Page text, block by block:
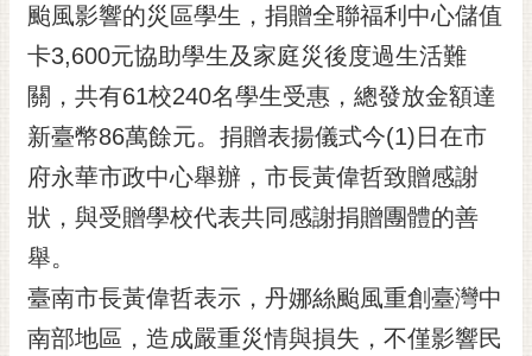
主題服務
市政資訊
市民互動
黃
偉
哲
螢
光
颱風影響的災區學生，捐贈全聯福利中心儲值
卡3,600元協助學生及家庭災後度過生活難
關，共有61校240名學生受惠，總發放金額達
新臺幣86萬餘元。捐贈表揚儀式今(1)日在市
府永華市政中心舉辦，市長黃偉哲致贈感謝
狀，與受贈學校代表共同感謝捐贈團體的善
舉。
臺南市長黃偉哲表示，丹娜絲颱風重創臺灣中
南部地區，造成嚴重災情與損失，不僅影響民